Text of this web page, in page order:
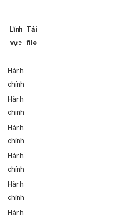
Lĩnh
vực
Tải
file
Hành
chính
Hành
chính
Hành
chính
Hành
chính
Hành
chính
Hành